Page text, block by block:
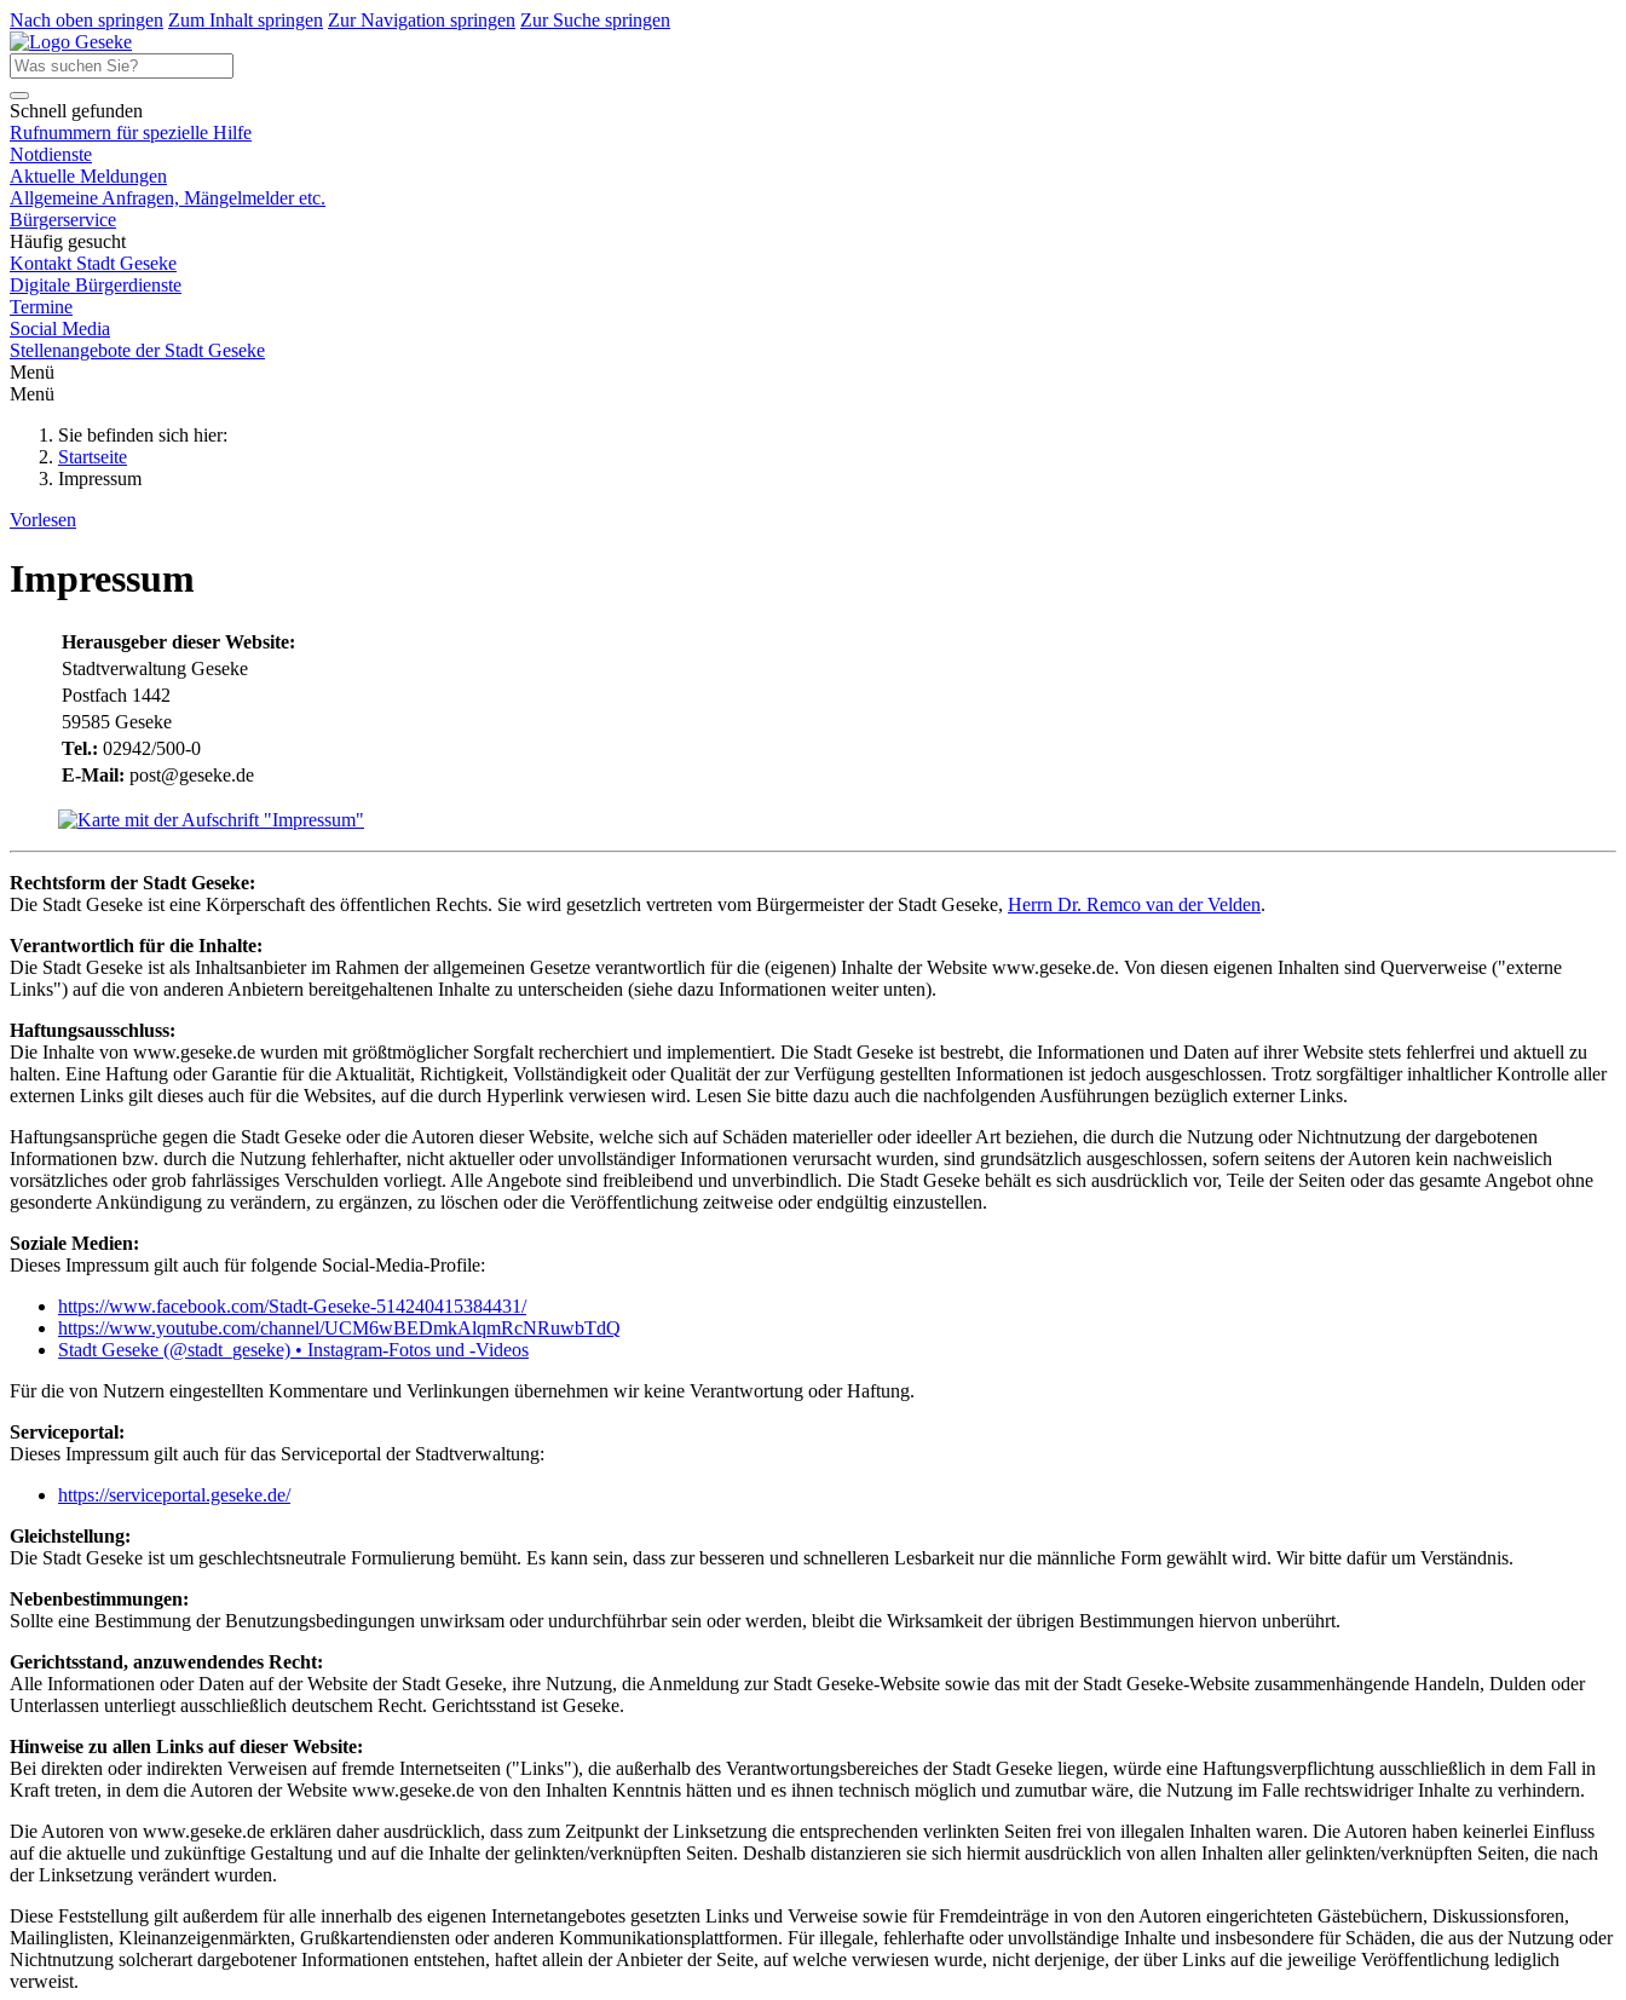
Nach oben springen Zum Inhalt springen Zur Navigation springen Zur Suche springen
Schnell gefunden
Rufnummern für spezielle Hilfe
Notdienste
Aktuelle Meldungen
Allgemeine Anfragen, Mängelmelder etc.
Bürgerservice
Häufig gesucht
Kontakt Stadt Geseke
Digitale Bürgerdienste
Termine
Social Media
Stellenangebote der Stadt Geseke
Menü
Menü
Sie befinden sich hier:
Startseite
Impressum
Vorlesen
Impressum
Herausgeber dieser Website:
Stadtverwaltung Geseke
Postfach 1442
59585 Geseke
Tel.: 02942/500-0
E-Mail: post@geseke.de
Rechtsform der Stadt Geseke:
Die Stadt Geseke ist eine Körperschaft des öffentlichen Rechts. Sie wird gesetzlich vertreten vom Bürgermeister der Stadt Geseke, Herrn Dr. Remco van der Velden.
Verantwortlich für die Inhalte:
Die Stadt Geseke ist als Inhaltsanbieter im Rahmen der allgemeinen Gesetze verantwortlich für die (eigenen) Inhalte der Website www.geseke.de. Von diesen eigenen Inhalten sind Querverweise ("externe
Links") auf die von anderen Anbietern bereitgehaltenen Inhalte zu unterscheiden (siehe dazu Informationen weiter unten).
Haftungsausschluss:
Die Inhalte von www.geseke.de wurden mit größtmöglicher Sorgfalt recherchiert und implementiert. Die Stadt Geseke ist bestrebt, die Informationen und Daten auf ihrer Website stets fehlerfrei und aktuell zu
halten. Eine Haftung oder Garantie für die Aktualität, Richtigkeit, Vollständigkeit oder Qualität der zur Verfügung gestellten Informationen ist jedoch ausgeschlossen. Trotz sorgfältiger inhaltlicher Kontrolle aller
externen Links gilt dieses auch für die Websites, auf die durch Hyperlink verwiesen wird. Lesen Sie bitte dazu auch die nachfolgenden Ausführungen bezüglich externer Links.
Haftungsansprüche gegen die Stadt Geseke oder die Autoren dieser Website, welche sich auf Schäden materieller oder ideeller Art beziehen, die durch die Nutzung oder Nichtnutzung der dargebotenen
Informationen bzw. durch die Nutzung fehlerhafter, nicht aktueller oder unvollständiger Informationen verursacht wurden, sind grundsätzlich ausgeschlossen, sofern seitens der Autoren kein nachweislich
vorsätzliches oder grob fahrlässiges Verschulden vorliegt. Alle Angebote sind freibleibend und unverbindlich. Die Stadt Geseke behält es sich ausdrücklich vor, Teile der Seiten oder das gesamte Angebot ohne
gesonderte Ankündigung zu verändern, zu ergänzen, zu löschen oder die Veröffentlichung zeitweise oder endgültig einzustellen.
Soziale Medien:
Dieses Impressum gilt auch für folgende Social-Media-Profile:
https://www.facebook.com/Stadt-Geseke-514240415384431/
https://www.youtube.com/channel/UCM6wBEDmkAlqmRcNRuwbTdQ
Stadt Geseke (@stadt_geseke) • Instagram-Fotos und -Videos
Für die von Nutzern eingestellten Kommentare und Verlinkungen übernehmen wir keine Verantwortung oder Haftung.
Serviceportal:
Dieses Impressum gilt auch für das Serviceportal der Stadtverwaltung:
https://serviceportal.geseke.de/
Gleichstellung:
Die Stadt Geseke ist um geschlechtsneutrale Formulierung bemüht. Es kann sein, dass zur besseren und schnelleren Lesbarkeit nur die männliche Form gewählt wird. Wir bitte dafür um Verständnis.
Nebenbestimmungen:
Sollte eine Bestimmung der Benutzungsbedingungen unwirksam oder undurchführbar sein oder werden, bleibt die Wirksamkeit der übrigen Bestimmungen hiervon unberührt.
Gerichtsstand, anzuwendendes Recht:
Alle Informationen oder Daten auf der Website der Stadt Geseke, ihre Nutzung, die Anmeldung zur Stadt Geseke-Website sowie das mit der Stadt Geseke-Website zusammenhängende Handeln, Dulden oder
Unterlassen unterliegt ausschließlich deutschem Recht. Gerichtsstand ist Geseke.
Hinweise zu allen Links auf dieser Website:
Bei direkten oder indirekten Verweisen auf fremde Internetseiten ("Links"), die außerhalb des Verantwortungsbereiches der Stadt Geseke liegen, würde eine Haftungsverpflichtung ausschließlich in dem Fall in
Kraft treten, in dem die Autoren der Website www.geseke.de von den Inhalten Kenntnis hätten und es ihnen technisch möglich und zumutbar wäre, die Nutzung im Falle rechtswidriger Inhalte zu verhindern.
Die Autoren von www.geseke.de erklären daher ausdrücklich, dass zum Zeitpunkt der Linksetzung die entsprechenden verlinkten Seiten frei von illegalen Inhalten waren. Die Autoren haben keinerlei Einfluss
auf die aktuelle und zukünftige Gestaltung und auf die Inhalte der gelinkten/verknüpften Seiten. Deshalb distanzieren sie sich hiermit ausdrücklich von allen Inhalten aller gelinkten/verknüpften Seiten, die nach
der Linksetzung verändert wurden.
Diese Feststellung gilt außerdem für alle innerhalb des eigenen Internetangebotes gesetzten Links und Verweise sowie für Fremdeinträge in von den Autoren eingerichteten Gästebüchern, Diskussionsforen,
Mailinglisten, Kleinanzeigenmärkten, Grußkartendiensten oder anderen Kommunikationsplattformen. Für illegale, fehlerhafte oder unvollständige Inhalte und insbesondere für Schäden, die aus der Nutzung oder
Nichtnutzung solcherart dargebotener Informationen entstehen, haftet allein der Anbieter der Seite, auf welche verwiesen wurde, nicht derjenige, der über Links auf die jeweilige Veröffentlichung lediglich
verweist.